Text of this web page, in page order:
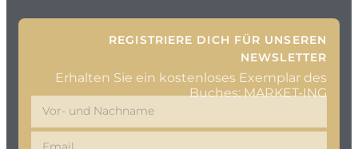
REGISTRIERE DICH FÜR UNSEREN
NEWSLETTER
Erhalten Sie ein kostenloses Exemplar des
Buches: MARKET-ING